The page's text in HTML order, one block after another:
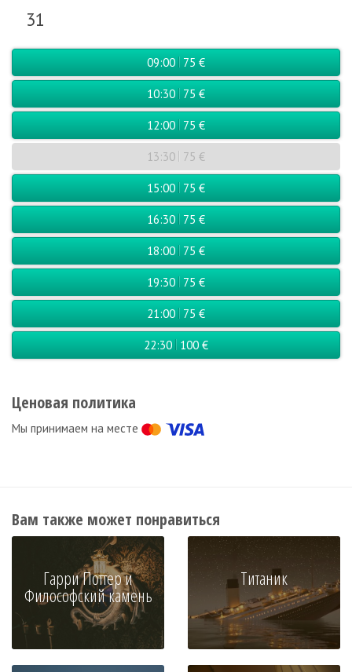
31
09:00 75 €
10:30 75 €
12:00 75 €
13:30 75 €
15:00 75 €
16:30 75 €
18:00 75 €
19:30 75 €
21:00 75 €
22:30 100 €
Ценовая политика
Мы принимаем на месте
Вам также может понравиться
Гарри Поттер и
Философский камень
Титаник